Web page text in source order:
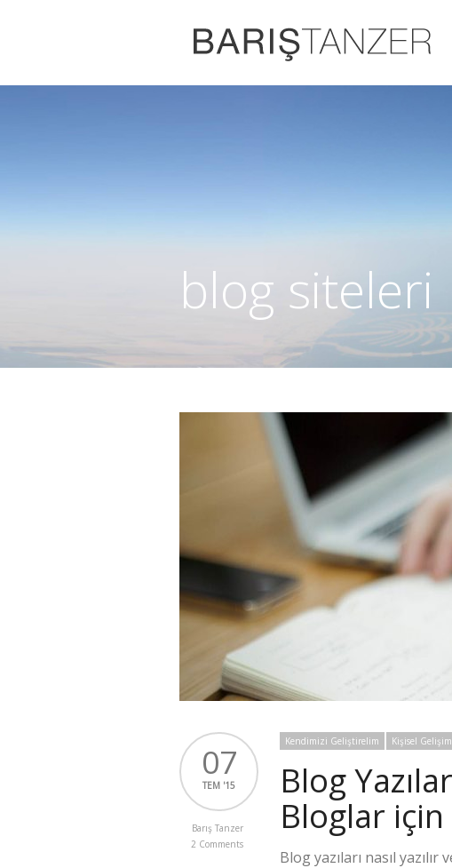
blog siteleri
07
TEM '15
Barış Tanzer
2 Comments
Kendimizi Geliştirelim Kişisel
Blog
Bloglar için
Blog yazıları nasıl